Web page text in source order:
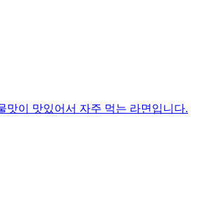
맛이 맛있어서 자주 먹는 라면입니다.